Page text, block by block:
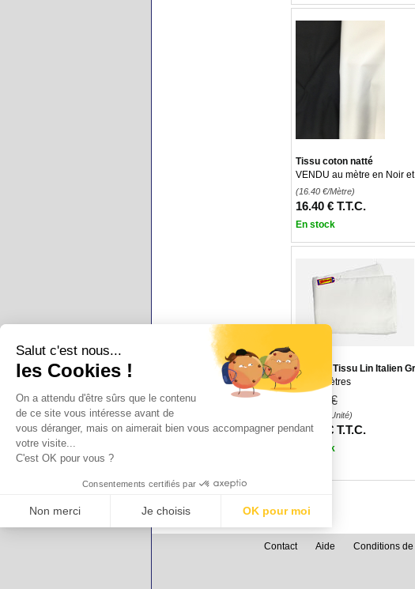
Tissu coton natté
VENDU au mètre en Noir
(16.40 €/Mètre)
16.40 € T.T.C.
En stock
Coupon Tissu Lin Italien
Les 2 mètres
€
/Unité)
17.50 € T.T.C.
En stock
undefined
Contact Aide Conditions de
Salut c'est nous...
les Cookies !
On a attendu d'être sûrs que le contenu
de ce site vous intéresse avant de
vous déranger, mais on aimerait bien vous accompagner pendant
votre visite...
C'est OK pour vous ?
Consentements certifiés par
Non merci Je choisis OK pour moi
Plateforme de Gestion du Consentement : Personnalisez vos Options
Notre plateforme vous permet d'adapter et de gérer vos paramètres de confidentialité, en